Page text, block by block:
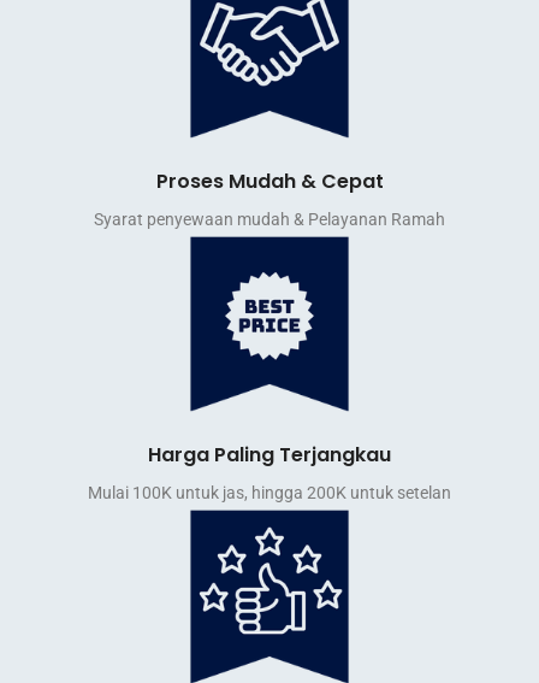
Proses Mudah & Cepat
Syarat penyewaan mudah & Pelayanan Ramah
Harga Paling Terjangkau
Mulai 100K untuk jas, hingga 200K untuk setelan